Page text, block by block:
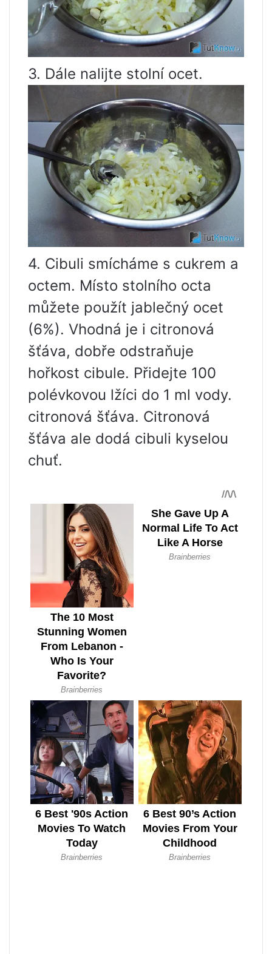
3. Dále nalijte stolní ocet.
4. Cibuli smícháme s cukrem a
octem. Místo stolního octa
můžete použít jablečný ocet
(6%). Vhodná je i citronová
šťáva, dobře odstraňuje
hořkost cibule. Přidejte 100
polévkovou lžíci do 1 ml vody.
citronová šťáva. Citronová
šťáva ale dodá cibuli kyselou
chuť.